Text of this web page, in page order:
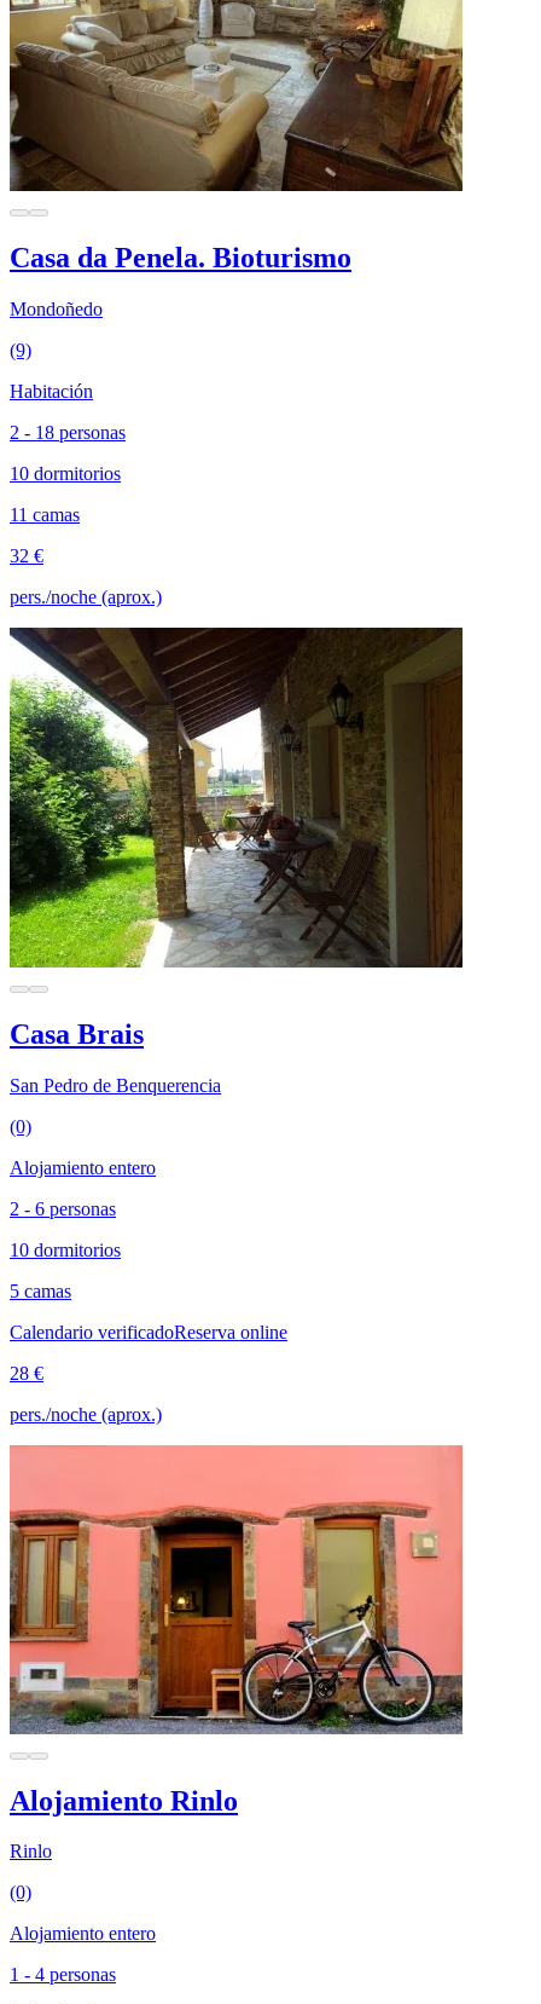
Casa da Penela. Bioturismo
Mondoñedo
(9)
Habitación
2 - 18 personas
10 dormitorios
11 camas
32 €
pers./noche (aprox.)
Casa Brais
San Pedro de Benquerencia
(0)
Alojamiento entero
2 - 6 personas
10 dormitorios
5 camas
Calendario verificadoReserva online
28 €
pers./noche (aprox.)
Alojamiento Rinlo
Rinlo
(0)
Alojamiento entero
1 - 4 personas